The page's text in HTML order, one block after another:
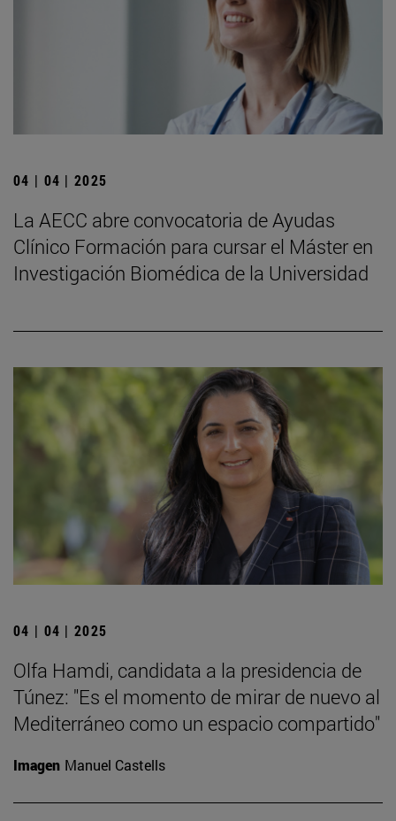
04 | 04 | 2025
La AECC abre convocatoria de Ayudas
Clínico Formación para cursar el Máster en
Investigación Biomédica de la Universidad
04 | 04 | 2025
Olfa Hamdi, candidata a la presidencia de
Túnez: "Es el momento de mirar de nuevo al
Mediterráneo como un espacio compartido"
Imagen Manuel Castells